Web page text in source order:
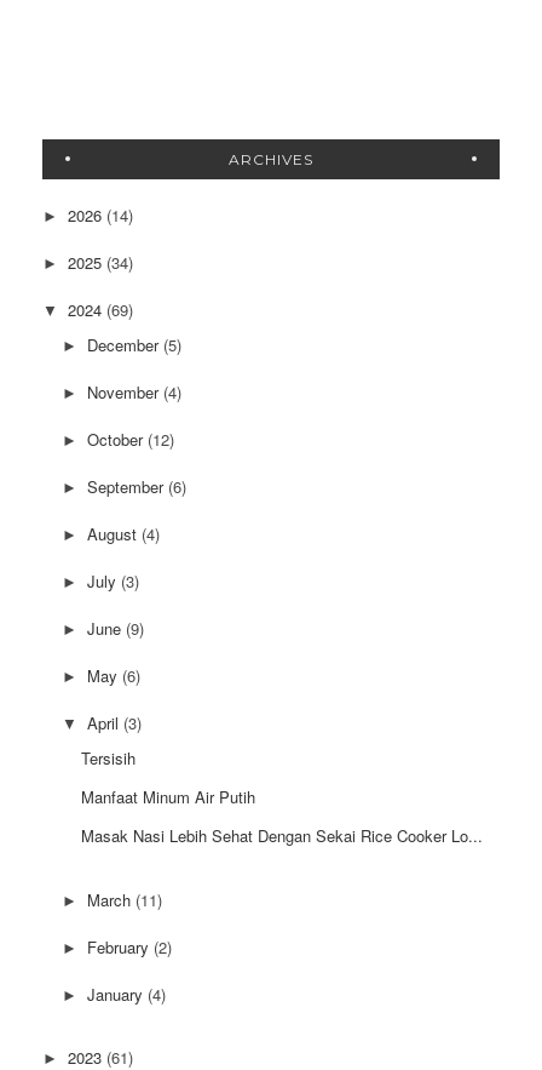
ARCHIVES
► 2026 (14)
► 2025 (34)
▼ 2024 (69)
► December (5)
► November (4)
► October (12)
► September (6)
► August (4)
► July (3)
► June (9)
► May (6)
▼ April (3)
Tersisih
Manfaat Minum Air Putih
Masak Nasi Lebih Sehat Dengan Sekai Rice Cooker Lo...
► March (11)
► February (2)
► January (4)
► 2023 (61)